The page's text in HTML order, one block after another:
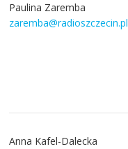
Paulina Zaremba
zaremba@radioszczecin.pl
Anna Kafel-Dalecka